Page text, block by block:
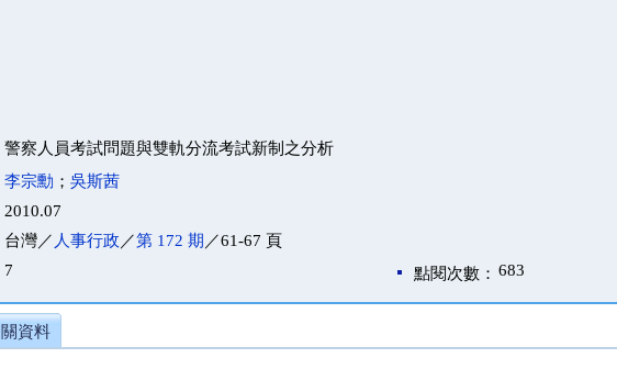
警察人員考試問題與雙軌分流考試新制之分析
李宗勳 ； 吳斯茜
2010.07
台灣／ 人事行政 ／第 172 期 ／61-67 頁
7 點閱次數： 683
資料